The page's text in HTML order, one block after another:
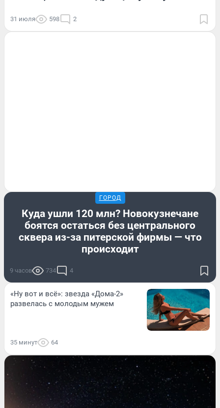
31 июля 598 2
ГОРОД
Куда ушли 120 млн? Новокузнечане
боятся остаться без центрального
сквера из-за питерской фирмы — что
происходит
9 часов 734 4
«Ну вот и всё»: звезда «Дома-2»
развелась с молодым мужем
35 минут 64